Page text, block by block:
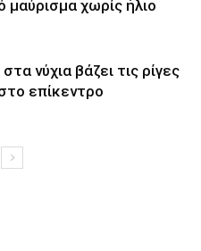
μαύρισμα χωρίς ήλιο
νύχια βάζει τις ρίγες
επίκεντρο